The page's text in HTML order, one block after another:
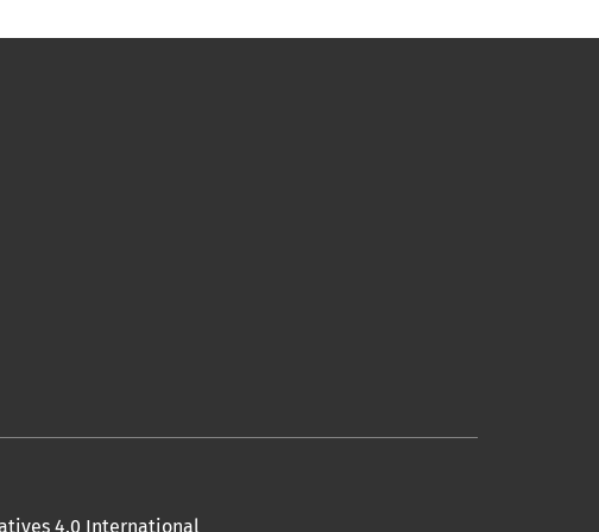
4.0 International